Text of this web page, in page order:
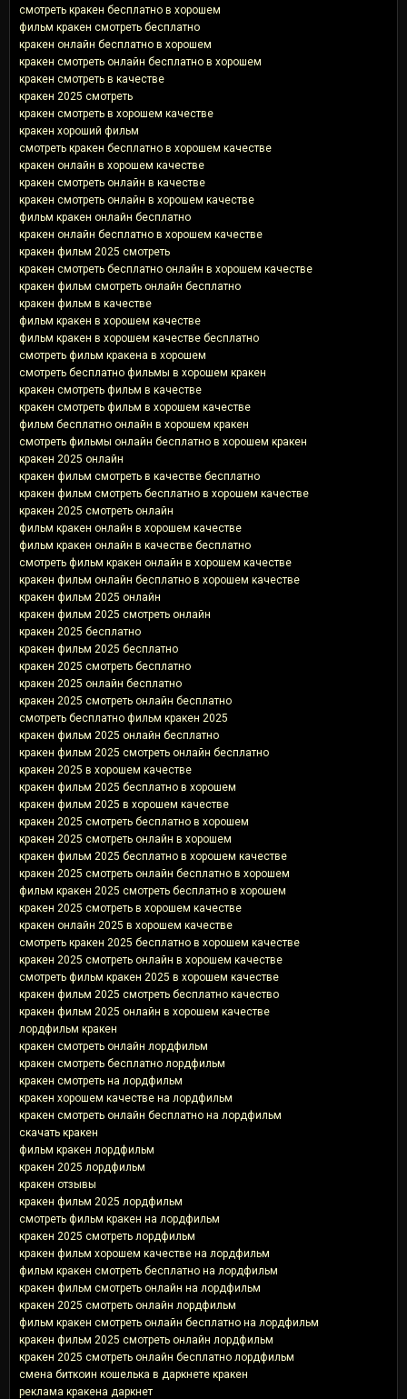
смотреть кракен бесплатно в хорошем
фильм кракен смотреть бесплатно
кракен онлайн бесплатно в хорошем
кракен смотреть онлайн бесплатно в хорошем
кракен смотреть в качестве
кракен 2025 смотреть
кракен смотреть в хорошем качестве
кракен хороший фильм
смотреть кракен бесплатно в хорошем качестве
кракен онлайн в хорошем качестве
кракен смотреть онлайн в качестве
кракен смотреть онлайн в хорошем качестве
фильм кракен онлайн бесплатно
кракен онлайн бесплатно в хорошем качестве
кракен фильм 2025 смотреть
кракен смотреть бесплатно онлайн в хорошем качестве
кракен фильм смотреть онлайн бесплатно
кракен фильм в качестве
фильм кракен в хорошем качестве
фильм кракен в хорошем качестве бесплатно
смотреть фильм кракена в хорошем
смотреть бесплатно фильмы в хорошем кракен
кракен смотреть фильм в качестве
кракен смотреть фильм в хорошем качестве
фильм бесплатно онлайн в хорошем кракен
смотреть фильмы онлайн бесплатно в хорошем кракен
кракен 2025 онлайн
кракен фильм смотреть в качестве бесплатно
кракен фильм смотреть бесплатно в хорошем качестве
кракен 2025 смотреть онлайн
фильм кракен онлайн в хорошем качестве
фильм кракен онлайн в качестве бесплатно
смотреть фильм кракен онлайн в хорошем качестве
кракен фильм онлайн бесплатно в хорошем качестве
кракен фильм 2025 онлайн
кракен фильм 2025 смотреть онлайн
кракен 2025 бесплатно
кракен фильм 2025 бесплатно
кракен 2025 смотреть бесплатно
кракен 2025 онлайн бесплатно
кракен 2025 смотреть онлайн бесплатно
смотреть бесплатно фильм кракен 2025
кракен фильм 2025 онлайн бесплатно
кракен фильм 2025 смотреть онлайн бесплатно
кракен 2025 в хорошем качестве
кракен фильм 2025 бесплатно в хорошем
кракен фильм 2025 в хорошем качестве
кракен 2025 смотреть бесплатно в хорошем
кракен 2025 смотреть онлайн в хорошем
кракен фильм 2025 бесплатно в хорошем качестве
кракен 2025 смотреть онлайн бесплатно в хорошем
фильм кракен 2025 смотреть бесплатно в хорошем
кракен 2025 смотреть в хорошем качестве
кракен онлайн 2025 в хорошем качестве
смотреть кракен 2025 бесплатно в хорошем качестве
кракен 2025 смотреть онлайн в хорошем качестве
смотреть фильм кракен 2025 в хорошем качестве
кракен фильм 2025 смотреть бесплатно качество
кракен фильм 2025 онлайн в хорошем качестве
лордфильм кракен
кракен смотреть онлайн лордфильм
кракен смотреть бесплатно лордфильм
кракен смотреть на лордфильм
кракен хорошем качестве на лордфильм
кракен смотреть онлайн бесплатно на лордфильм
скачать кракен
фильм кракен лордфильм
кракен 2025 лордфильм
кракен отзывы
кракен фильм 2025 лордфильм
смотреть фильм кракен на лордфильм
кракен 2025 смотреть лордфильм
кракен фильм хорошем качестве на лордфильм
фильм кракен смотреть бесплатно на лордфильм
кракен фильм смотреть онлайн на лордфильм
кракен 2025 смотреть онлайн лордфильм
фильм кракен смотреть онлайн бесплатно на лордфильм
кракен фильм 2025 смотреть онлайн лордфильм
кракен 2025 смотреть онлайн бесплатно лордфильм
смена биткоин кошелька в даркнете кракен
реклама кракена даркнет